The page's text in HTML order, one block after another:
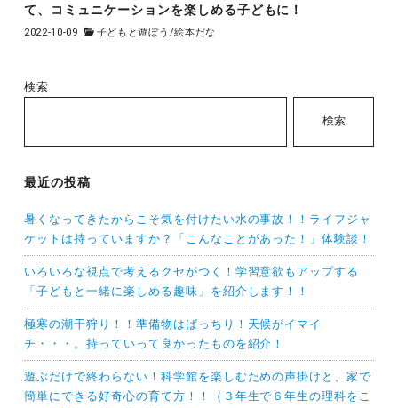
て、コミュニケーションを楽しめる子どもに！
2022-10-09 子どもと遊ぼう /絵本だな
検索
検索
最近の投稿
暑くなってきたからこそ気を付けたい水の事故！！ライフジャ
ケットは持っていますか？「こんなことがあった！」体験談！
いろいろな視点で考えるクセがつく！学習意欲もアップする
「子どもと一緒に楽しめる趣味」を紹介します！！
極寒の潮干狩り！！準備物はばっちり！天候がイマイ
チ・・・。持っていって良かったものを紹介！
遊ぶだけで終わらない！科学館を楽しむための声掛けと、家で
簡単にできる好奇心の育て方！！（３年生で６年生の理科をこ